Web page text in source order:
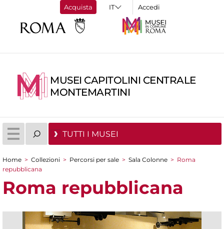
Acquista Accedi
MUSEI CAPITOLINI CENTRALE
MONTEMARTINI
TUTTI I MUSEI
Tu sei qui
Home > Collezioni > Percorsi per sale > Sala Colonne > Roma
repubblicana
Roma repubblicana